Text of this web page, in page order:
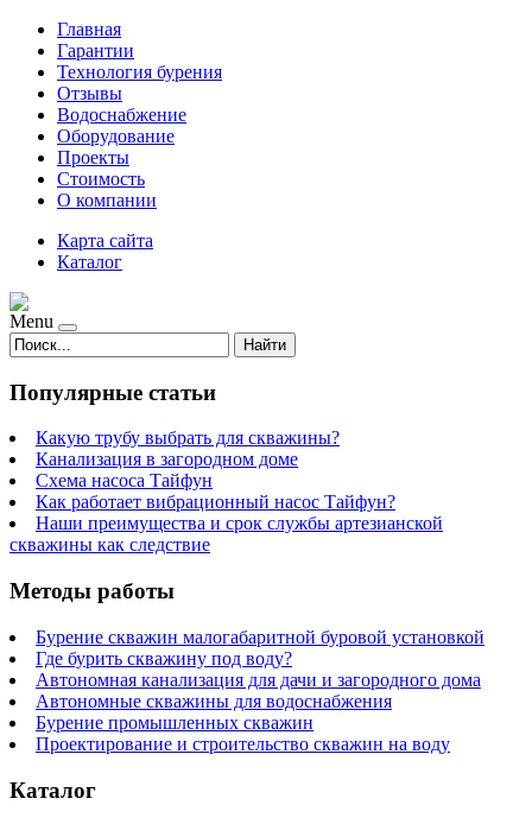
Главная
Гарантии
Технология бурения
Отзывы
Водоснабжение
Оборудование
Проекты
Стоимость
О компании
Карта сайта
Каталог
Menu
Найти
Популярные статьи
Какую трубу выбрать для скважины?
Канализация в загородном доме
Схема насоса Тайфун
Как работает вибрационный насос Тайфун?
Наши преимущества и срок службы артезианской
скважины как следствие
Методы работы
Бурение скважин малогабаритной буровой установкой
Где бурить скважину под воду?
Автономная канализация для дачи и загородного дома
Автономные скважины для водоснабжения
Бурение промышленных скважин
Проектирование и строительство скважин на воду
Каталог